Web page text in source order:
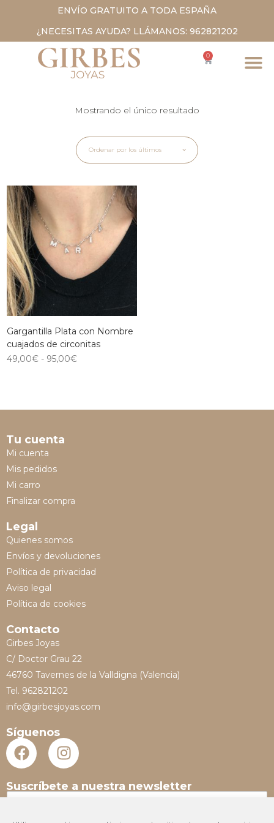
ENVÍO GRATUITO A TODA ESPAÑA
¿NECESITAS AYUDA? LLÁMANOS: 962821202
0
Mostrando el único resultado
Ordenar por los últimos
Gargantilla Plata con Nombre
cuajados de circonitas
49,00€ - 95,00€
Tu cuenta
Mi cuenta
Mis pedidos
Mi carro
Finalizar compra
Legal
Quienes somos
Envíos y devoluciones
Política de privacidad
Aviso legal
Política de cookies
Contacto
Girbes Joyas
C/ Doctor Grau 22
46760 Tavernes de la Valldigna (Valencia)
Tel. 962821202
info@girbesjoyas.com
Síguenos
Suscríbete a nuestra newsletter
N